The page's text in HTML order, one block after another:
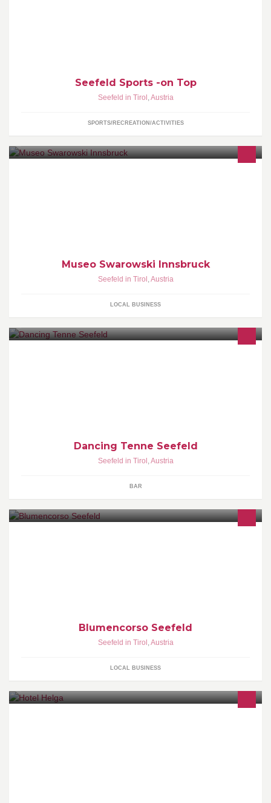
Seefeld Sports -on Top
Seefeld in Tirol ,Austria
SPORTS/RECREATION/ACTIVITIES
Museo Swarowski Innsbruck
Seefeld in Tirol ,Austria
LOCAL BUSINESS
Dancing Tenne Seefeld
Seefeld in Tirol ,Austria
BAR
Blumencorso Seefeld
Seefeld in Tirol ,Austria
LOCAL BUSINESS